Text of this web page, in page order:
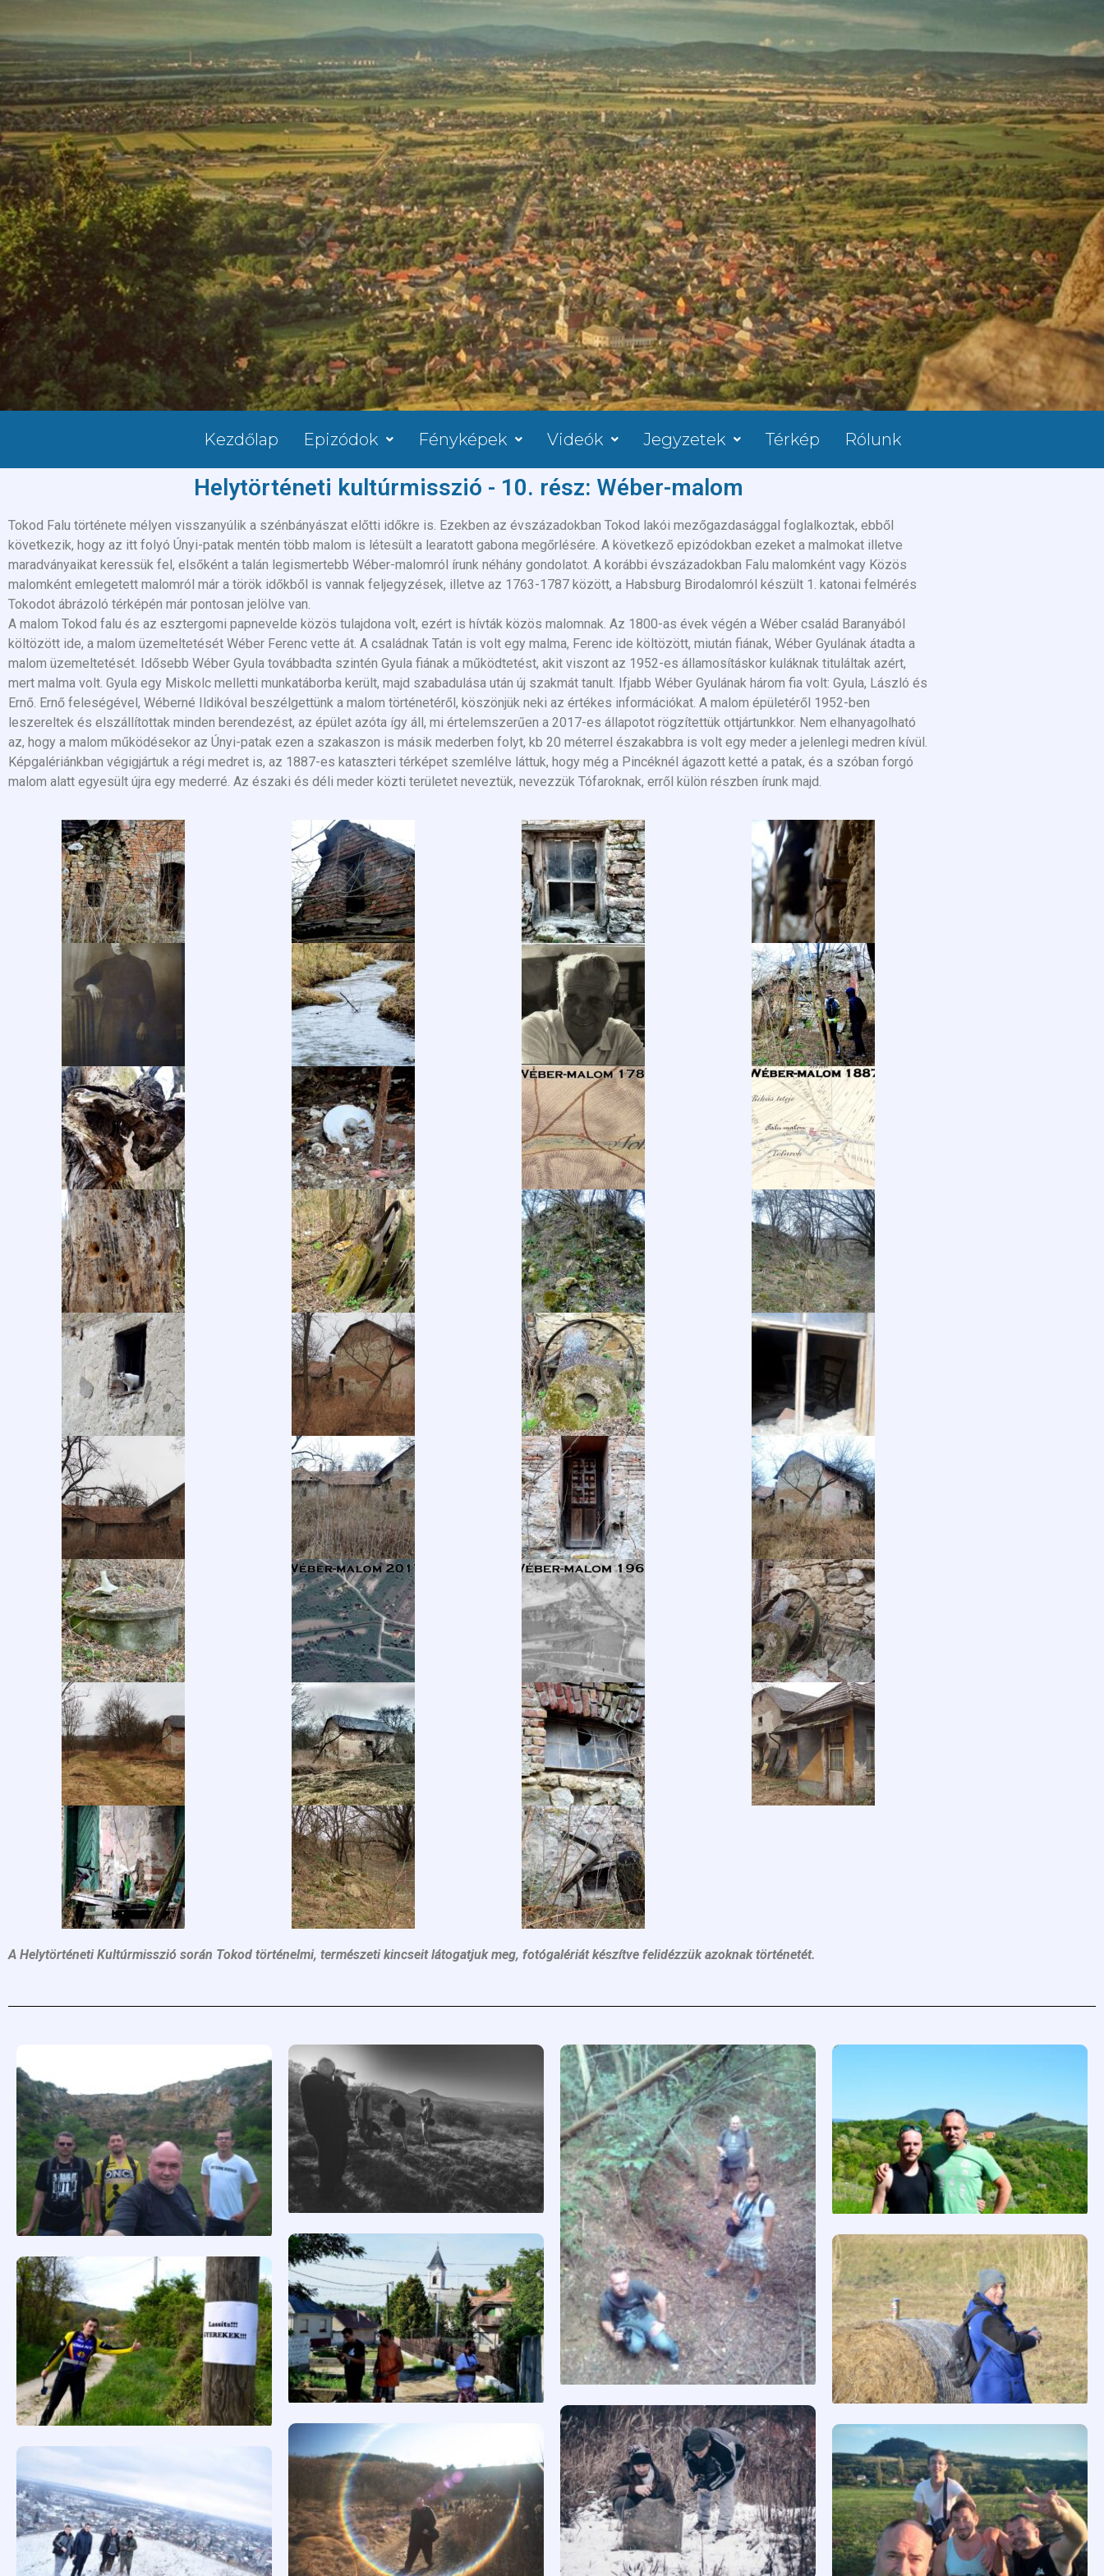
Kezdőlap Epizódok Fényképek Videók Jegyzetek Térkép Rólunk
Helytörténeti kultúrmisszió - 10. rész: Wéber-malom
Tokod Falu története mélyen visszanyúlik a szénbányászat előtti időkre is. Ezekben az évszázadokban Tokod lakói mezőgazdasággal foglalkoztak, ebből
következik, hogy az itt folyó Únyi-patak mentén több malom is létesült a learatott gabona megőrlésére. A következő epizódokban ezeket a malmokat illetve
maradványaikat keressük fel, elsőként a talán legismertebb Wéber-malomról írunk néhány gondolatot. A korábbi évszázadokban Falu malomként vagy Közös
malomként emlegetett malomról már a török időkből is vannak feljegyzések, illetve az 1763-1787 között, a Habsburg Birodalomról készült 1. katonai felmérés
Tokodot ábrázoló térképén már pontosan jelölve van.
A malom Tokod falu és az esztergomi papnevelde közös tulajdona volt, ezért is hívták közös malomnak. Az 1800-as évek végén a Wéber család Baranyából
költözött ide, a malom üzemeltetését Wéber Ferenc vette át. A családnak Tatán is volt egy malma, Ferenc ide költözött, miután fiának, Wéber Gyulának átadta a
malom üzemeltetését. Idősebb Wéber Gyula továbbadta szintén Gyula fiának a működtetést, akit viszont az 1952-es államosításkor kuláknak tituláltak azért,
mert malma volt. Gyula egy Miskolc melletti munkatáborba került, majd szabadulása után új szakmát tanult. Ifjabb Wéber Gyulának három fia volt: Gyula, László és
Ernő. Ernő feleségével, Wéberné Ildikóval beszélgettünk a malom történetéről, köszönjük neki az értékes információkat. A malom épületéről 1952-ben
leszereltek és elszállítottak minden berendezést, az épület azóta így áll, mi értelemszerűen a 2017-es állapotot rögzítettük ottjártunkkor. Nem elhanyagolható
az, hogy a malom működésekor az Únyi-patak ezen a szakaszon is másik mederben folyt, kb 20 méterrel északabbra is volt egy meder a jelenlegi medren kívül.
Képgalériánkban végigjártuk a régi medret is, az 1887-es kataszteri térképet szemlélve láttuk, hogy még a Pincéknél ágazott ketté a patak, és a szóban forgó
malom alatt egyesült újra egy mederré. Az északi és déli meder közti területet neveztük, nevezzük Tófaroknak, erről külön részben írunk majd.
A Helytörténeti Kultúrmisszió során Tokod történelmi, természeti kincseit látogatjuk meg, fotógalériát készítve felidézzük azoknak történetét.